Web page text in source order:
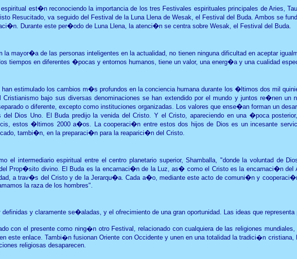
est�n reconociendo la importancia de los tres Festivales espirituales principales de Aries,
Resucitado, va seguido del Festival de la Luna Llena de Wesak, el Festival del Buda. Ambos se
Durante este per�odo de Luna Llena, la atenci�n se centra sobre Wesak, el Festival del Buda.
la mayor�a de las personas inteligentes en la actualidad, no tienen ninguna dificultad en aceptar
tiempos en diferentes �pocas y entornos humanos, tiene un valor, una energ�a y una cualidad
han estimulado los cambios m�s profundos en la conciencia humana durante los �ltimos dos mil
bajo sus diversas denominaciones se han extendido por el mundo y juntos re�nen
o diferente, excepto como instituciones organizadas. Los valores que ense�an forman un
Dios Uno. El Buda predijo la venida del Cristo. Y el Cristo, apareciendo en una �poca
estos �ltimos 2000 a�os. La cooperaci�n entre estos dos hijos de Dios es un incesante
tambi�n, en la preparaci�n para la reaparici�n del Cristo.
el intermediario espiritual entre el centro planetario superior, Shamballa, "donde la voluntad de
Prop�sito divino. El Buda es la encarnaci�n de la Luz, as� como el Cristo es la encarnaci�n del
a trav�s del Cristo y de la Jerarqu�a. Cada a�o, mediante este acto de comuni�n y
la raza de los hombres".
y claramente se�aladas, y el ofrecimiento de una gran oportunidad. Las ideas que
con el presente como ning�n otro Festival, relacionado con cualquiera de las religiones
este enlace. Tambi�n fusionan Oriente con Occidente y unen en una totalidad la tradici�n
religiosas desaparecen.